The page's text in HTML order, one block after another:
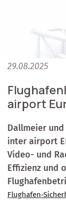
29.08.2025
airport
Dallmeier
inter airport
Video- und
Effizienz und
Flughafen-